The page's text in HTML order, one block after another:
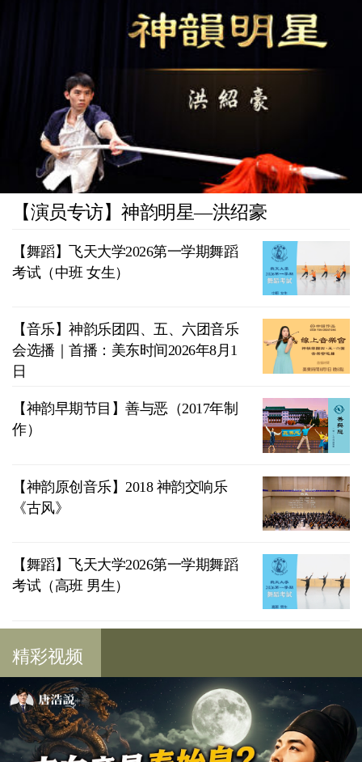
【演员专访】神韵明星—洪绍豪
【舞蹈】飞天大学2026第一学期舞蹈
考试（中班 女生）
【音乐】神韵乐团四、五、六团音乐
会选播｜首播：美东时间2026年8月1
日
【神韵早期节目】善与恶（2017年制
作）
【神韵原创音乐】2018 神韵交响乐
《古风》
【舞蹈】飞天大学2026第一学期舞蹈
考试（高班 男生）
精彩视频